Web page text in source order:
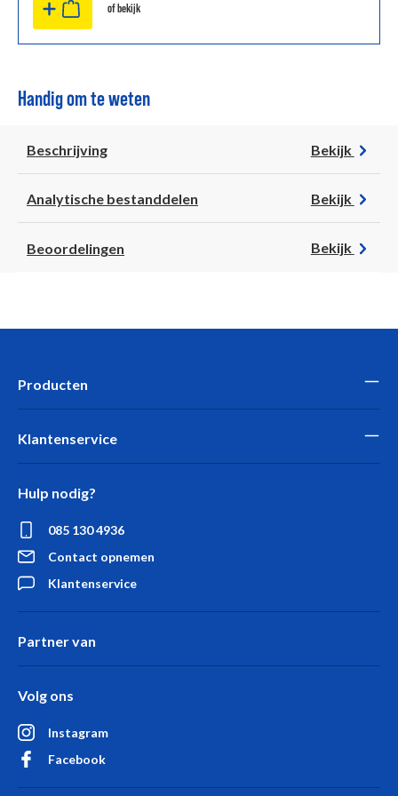
of bekijk
Handig om te weten
Beschrijving Bekijk
Analytische bestanddelen Bekijk
Beoordelingen Bekijk
Volg ons
Instagram
Facebook
Producten
Klantenservice
Hulp nodig?
085 130 4936
Contact opnemen
Klantenservice
Partner van